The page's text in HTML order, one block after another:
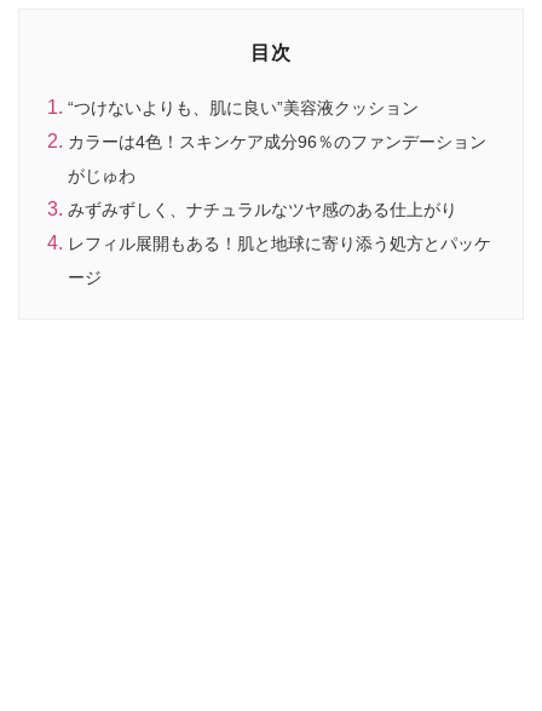
目次
“つけないよりも、肌に良い”美容液クッション
カラーは4色！スキンケア成分96％のファンデーション
がじゅわ
みずみずしく、ナチュラルなツヤ感のある仕上がり
レフィル展開もある！肌と地球に寄り添う処方とパッケ
ージ